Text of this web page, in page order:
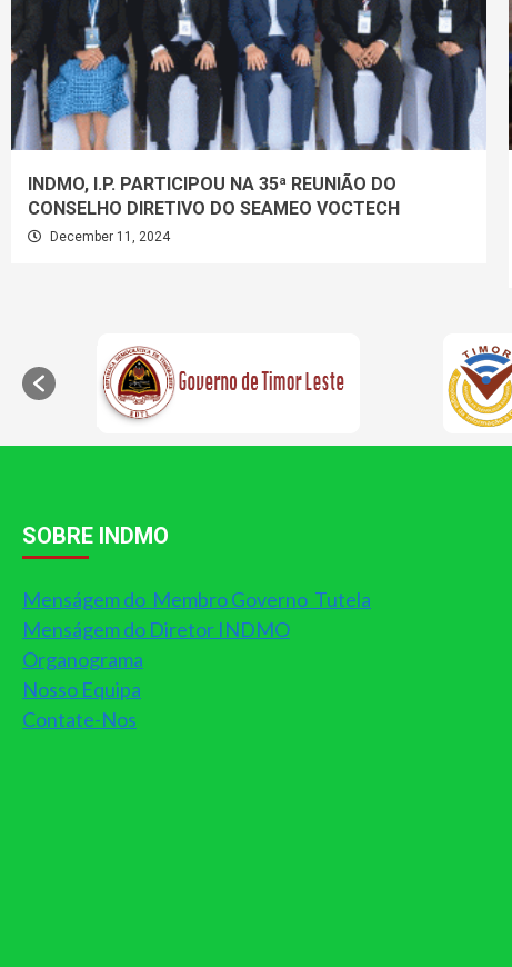
INDMO, I.P. PARTICIPOU NA 35ª REUNIÃO DO
CONSELHO DIRETIVO DO SEAMEO VOCTECH
December 11, 2024
SOBRE INDMO
Menságem do Membro Governo Tutela
Menságem do Diretor INDMO
Organograma
Nosso Equipa
Contate-Nos